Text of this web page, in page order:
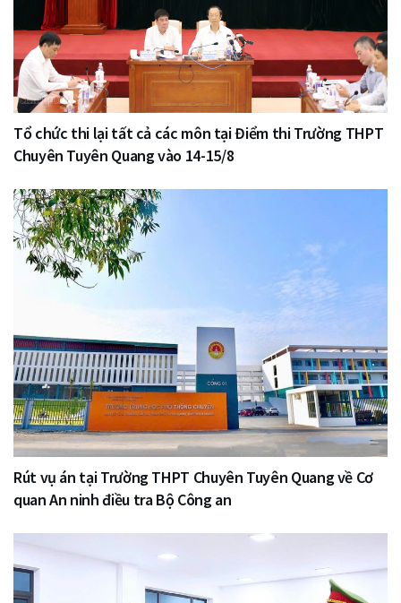
Tổ chức thi lại tất cả các môn tại Điểm thi Trường THPT
Chuyên Tuyên Quang vào 14-15/8
Rút vụ án tại Trường THPT Chuyên Tuyên Quang về Cơ
quan An ninh điều tra Bộ Công an